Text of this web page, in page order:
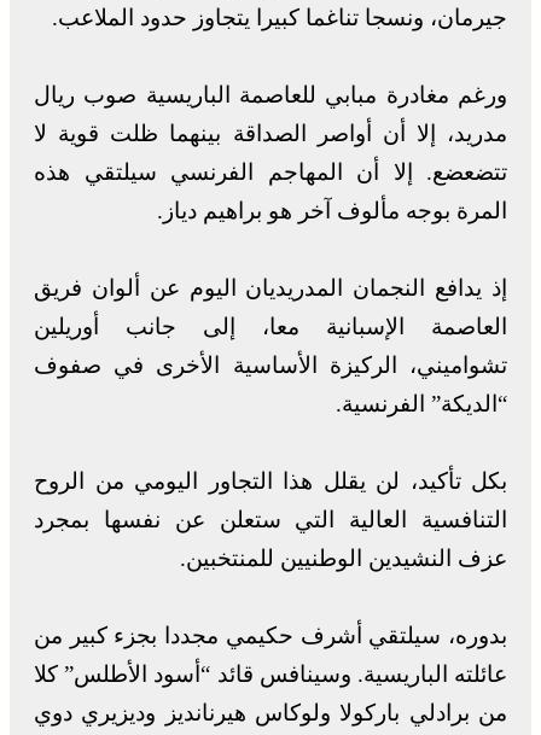
جيرمان، ونسجا تناغما كبيرا يتجاوز حدود الملاعب.
ورغم مغادرة مبابي للعاصمة الباريسية صوب ريال
مدريد، إلا أن أواصر الصداقة بينهما ظلت قوية لا
تتضعضع. إلا أن المهاجم الفرنسي سيلتقي هذه
المرة بوجه مألوف آخر هو براهيم دياز.
إذ يدافع النجمان المدريديان اليوم عن ألوان فريق
العاصمة الإسبانية معا، إلى جانب أوريلين
تشواميني، الركيزة الأساسية الأخرى في صفوف
“الديكة” الفرنسية.
بكل تأكيد، لن يقلل هذا التجاور اليومي من الروح
التنافسية العالية التي ستعلن عن نفسها بمجرد
عزف النشيدين الوطنيين للمنتخبين.
بدوره، سيلتقي أشرف حكيمي مجددا بجزء كبير من
عائلته الباريسية. وسينافس قائد “أسود الأطلس” كلا
من برادلي باركولا ولوكاس هيرنانديز وديزيري دوي